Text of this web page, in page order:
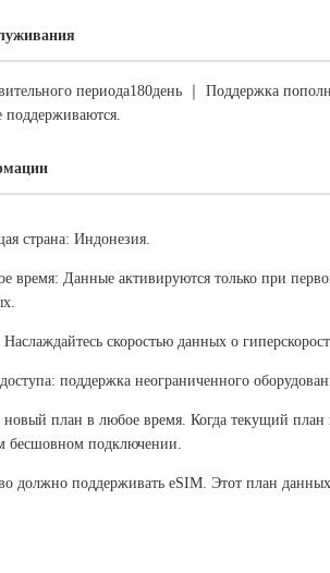
периода180день ｜ Поддержка
поддерживаются.
страна: Индонезия.
время: Данные активируются только при
Наслаждайтесь скоростью данных о
поддержка неограниченного
план в любое время. Когда текущий план
бесшовном подключении.
должно поддерживать eSIM. Этот план